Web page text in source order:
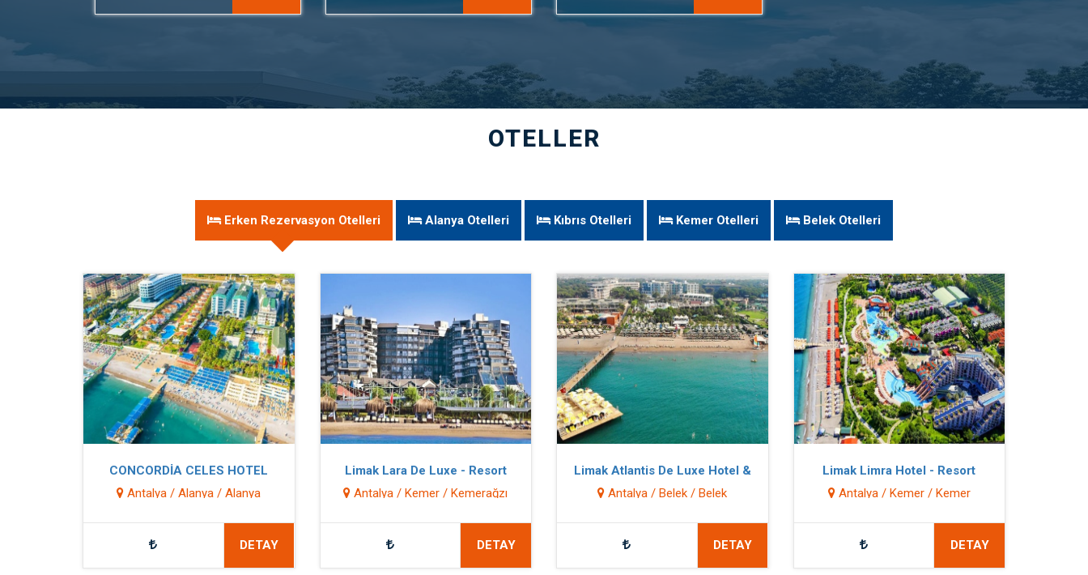
OTELLER
Erken Rezervasyon Otelleri Alanya Otelleri Kıbrıs Otelleri Kemer Otelleri Belek Otelleri
CONCORDİA CELES HOTEL
Antalya / Alanya / Alanya
DETAY
Limak Lara De Luxe - Resort
Antalya / Kemer / Kemerağzı
DETAY
Limak Atlantis De Luxe Hotel &
Antalya / Belek / Belek
DETAY
Limak Limra Hotel - Resort
Antalya / Kemer / Kemer
DETAY